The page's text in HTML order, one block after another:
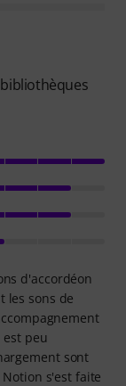
d'accordéon
les sons de
peu
sont
s'est faite